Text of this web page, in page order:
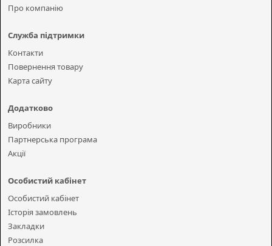
Про компанію
Служба підтримки
Контакти
Повернення товару
Карта сайту
Додатково
Виробники
Партнерська програма
Акції
Особистий кабінет
Особистий кабінет
Історія замовлень
Закладки
Розсилка